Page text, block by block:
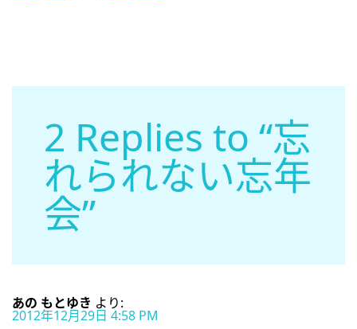
2 Replies to “忘
れられない忘年
会”
あの もとゆき より:
2012年12月29日 4:58 PM